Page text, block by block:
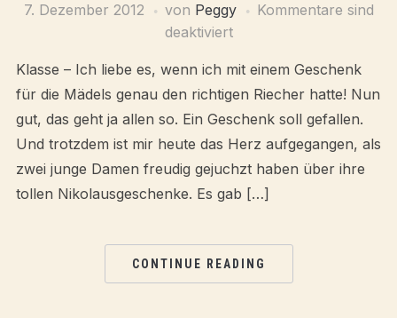
7. Dezember 2012 von Peggy
Kommentare sind
deaktiviert
Klasse – Ich liebe es, wenn ich mit einem Geschenk
für die Mädels genau den richtigen Riecher hatte! Nun
gut, das geht ja allen so. Ein Geschenk soll gefallen.
Und trotzdem ist mir heute das Herz aufgegangen, als
zwei junge Damen freudig gejuchzt haben über ihre
tollen Nikolausgeschenke. Es gab […]
CONTINUE READING